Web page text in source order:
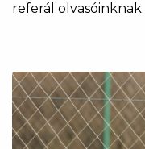
referál olvasóinknak.